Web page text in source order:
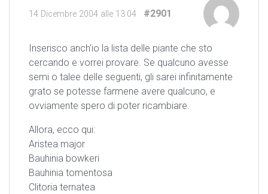
14 Dicembre 2004 alle 13:04 #2901
Inserisco anch’io la lista delle piante che sto
cercando e vorrei provare. Se qualcuno avesse
semi o talee delle seguenti, gli sarei infinitamente
grato se potesse farmene avere qualcuno, e
ovviamente spero di poter ricambiare.
Allora, ecco qui:
Aristea major
Bauhinia bowkeri
Bauhinia tomentosa
Clitoria ternatea